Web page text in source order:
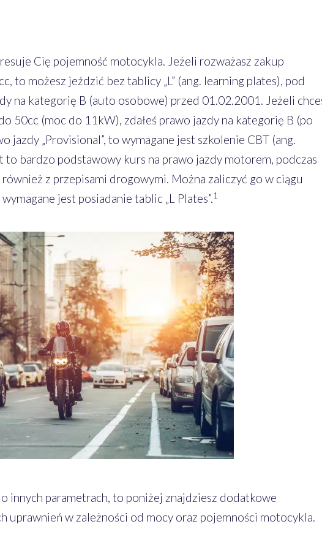
Cię pojemność motocykla. Jeżeli rozważasz zakup
to możesz jeździć bez tablicy „L” (ang. learning plates), pod
na kategorię B (auto osobowe) przed 01.02.2001. Jeżeli
50cc (moc do 11kW), zdałeś prawo jazdy na kategorię B (po
jazdy „Provisional”, to wymagane jest szkolenie CBT (ang.
to bardzo podstawowy kurs na prawo jazdy motorem, podczas
z przepisami drogowymi. Można zaliczyć go w ciągu
jest posiadanie tablic „L Plates”.1
innych parametrach, to poniżej znajdziesz dodatkowe
uprawnień w zależności od mocy oraz pojemności motocykla.